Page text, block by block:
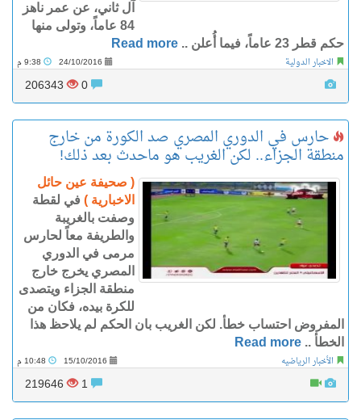
آل ثاني، عن عمر ناهز
84 عاماً، وتولى منها
حكم قطر 23 عاماً، فيما أُعلن ..
Read more
الاخبار الدولية 24/10/2016
206343
حارس في الدوري المصري صد الكورة من خارج
منطقة الجزاء.. لكن الغريب هو ماحدث بعد ذلك!
( صحيفة عين حائل
الاخبارية ) في لقطة
وصفت بالغريبة
والطريفة معاً لحارس
مرمى في الدوري
المصري يخرج خارج
منطقة الجزاء ويتصدى
للكرة بيده، فكان من
المفروض احتساب خطأ. لكن الغريب بان الحكم لم يلاحظ هذا
الخطأ .. Read more
الأخبار الرياضيه 15/10/2016
219646